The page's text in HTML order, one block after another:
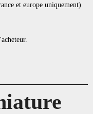
et europe uniquement)